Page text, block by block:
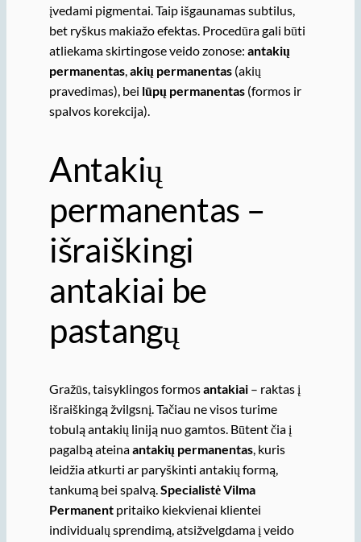
įvedami pigmentai. Taip išgaunamas subtilus,
bet ryškus makiažo efektas. Procedūra gali būti
atliekama skirtingose veido zonose: antakių
permanentas,akių permanentas(akių
pravedimas), bei lūpų permanentas(formos ir
spalvos korekcija).
Antakių
permanentas –
išraiškingi
antakiai be
pastangų
Gražūs, taisyklingos formosantakiai– raktas į
išraiškingą žvilgsnį. Tačiau ne visos turime
tobulą antakių liniją nuo gamtos. Būtent čia į
pagalbą ateinaantakių permanentas, kuris
leidžia atkurti ar paryškinti antakių formą,
tankumą bei spalvą.Specialistė Vilma
Permanentpritaiko kiekvienai klientei
individualų sprendimą, atsižvelgdama į veido